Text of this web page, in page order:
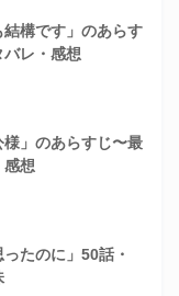
結構です」のあらす
バレ・感想
様」のあらすじ〜最
感想
たのに」50話・